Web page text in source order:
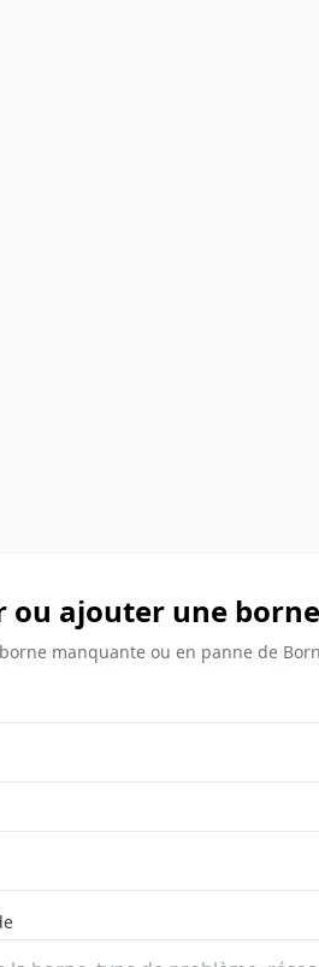
ou ajouter une
manquante ou en panne de